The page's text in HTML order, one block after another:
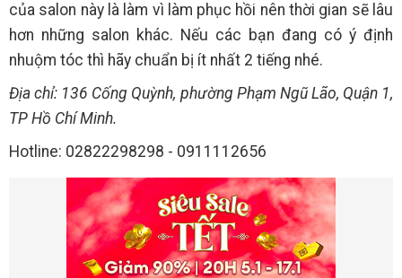
của salon này là làm vì làm phục hồi nên thời gian sẽ lâu
hơn những salon khác. Nếu các bạn đang có ý định
nhuộm tóc thì hãy chuẩn bị ít nhất 2 tiếng nhé.
Địa chỉ: 136 Cống Quỳnh, phường Phạm Ngũ Lão, Quận 1,
TP Hồ Chí Minh.
Hotline: 02822298298 - 0911112656